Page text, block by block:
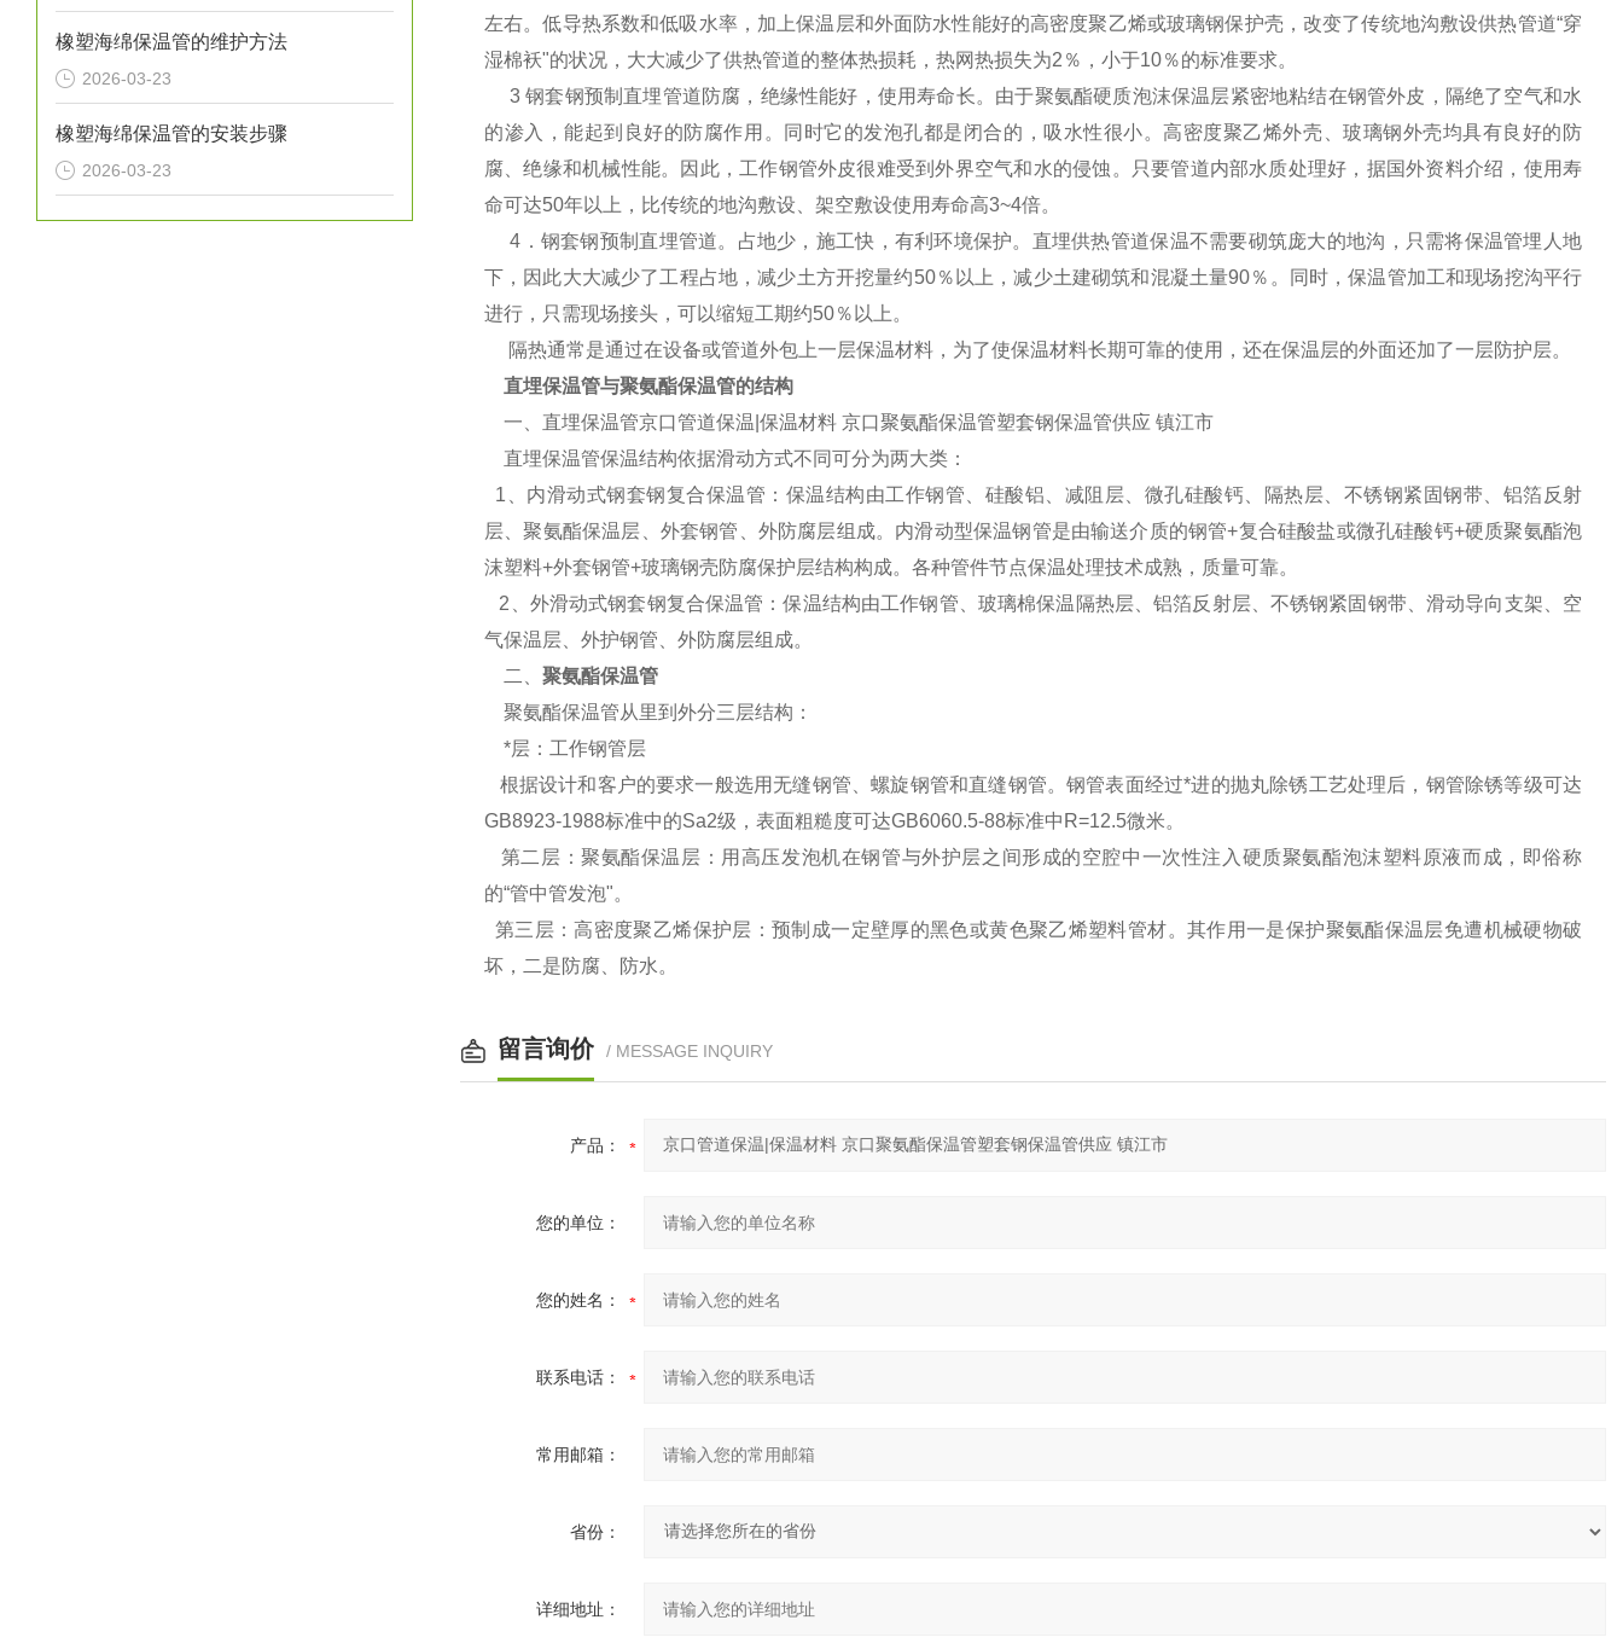
橡塑海绵保温管的维护方法
2026-03-23
橡塑海绵保温管的安装步骤
2026-03-23
左右。低导热系数和低吸水率，加上保温层和外面防水性能好的高密度聚乙烯或玻璃钢保护壳，改变了传统地沟敷设供热管道“穿
湿棉袄"的状况，大大减少了供热管道的整体热损耗，热网热损失为2％，小于10％的标准要求。
3 钢套钢预制直埋管道防腐，绝缘性能好，使用寿命长。由于聚氨酯硬质泡沫保温层紧密地粘结在钢管外皮，隔绝了空气和水
的渗入，能起到良好的防腐作用。同时它的发泡孔都是闭合的，吸水性很小。高密度聚乙烯外壳、玻璃钢外壳均具有良好的防
腐、绝缘和机械性能。因此，工作钢管外皮很难受到外界空气和水的侵蚀。只要管道内部水质处理好，据国外资料介绍，使用寿
命可达50年以上，比传统的地沟敷设、架空敷设使用寿命高3~4倍。
4．钢套钢预制直埋管道。占地少，施工快，有利环境保护。直埋供热管道保温不需要砌筑庞大的地沟，只需将保温管埋人地
下，因此大大减少了工程占地，减少土方开挖量约50％以上，减少土建砌筑和混凝土量90％。同时，保温管加工和现场挖沟平行
进行，只需现场接头，可以缩短工期约50％以上。
隔热通常是通过在设备或管道外包上一层保温材料，为了使保温材料长期可靠的使用，还在保温层的外面还加了一层防护层。
直埋保温管与聚氨酯保温管的结构
一、直埋保温管京口管道保温|保温材料 京口聚氨酯保温管塑套钢保温管供应 镇江市
直埋保温管保温结构依据滑动方式不同可分为两大类：
1、内滑动式钢套钢复合保温管：保温结构由工作钢管、硅酸铝、减阻层、微孔硅酸钙、隔热层、不锈钢紧固钢带、铝箔反射
层、聚氨酯保温层、外套钢管、外防腐层组成。内滑动型保温钢管是由输送介质的钢管+复合硅酸盐或微孔硅酸钙+硬质聚氨酯泡
沫塑料+外套钢管+玻璃钢壳防腐保护层结构构成。各种管件节点保温处理技术成熟，质量可靠。
2、外滑动式钢套钢复合保温管：保温结构由工作钢管、玻璃棉保温隔热层、铝箔反射层、不锈钢紧固钢带、滑动导向支架、空
气保温层、外护钢管、外防腐层组成。
二、 聚氨酯保温管
聚氨酯保温管从里到外分三层结构：
*层：工作钢管层
根据设计和客户的要求一般选用无缝钢管、螺旋钢管和直缝钢管。钢管表面经过*进的抛丸除锈工艺处理后，钢管除锈等级可达
GB8923-1988标准中的Sa2级，表面粗糙度可达GB6060.5-88标准中R=12.5微米。
第二层：聚氨酯保温层：用高压发泡机在钢管与外护层之间形成的空腔中一次性注入硬质聚氨酯泡沫塑料原液而成，即俗称
的“管中管发泡"。
第三层：高密度聚乙烯保护层：预制成一定壁厚的黑色或黄色聚乙烯塑料管材。其作用一是保护聚氨酯保温层免遭机械硬物破
坏，二是防腐、防水。
留言询价 / MESSAGE INQUIRY
产品：
您的单位：
您的姓名：
联系电话：
常用邮箱：
省份：
详细地址：